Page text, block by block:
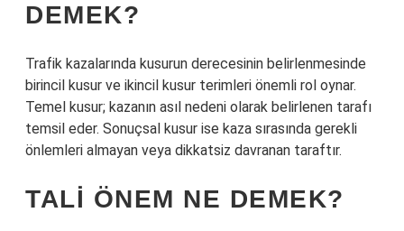
DEMEK?
Trafik kazalarında kusurun derecesinin belirlenmesinde
birincil kusur ve ikincil kusur terimleri önemli rol oynar.
Temel kusur; kazanın asıl nedeni olarak belirlenen tarafı
temsil eder. Sonuçsal kusur ise kaza sırasında gerekli
önlemleri almayan veya dikkatsiz davranan taraftır.
TALI ÖNEM NE DEMEK?